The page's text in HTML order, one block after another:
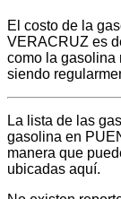
El costo de la
VERACRUZ es
como la gasolina
siendo
La lista de las
gasolina en
manera que
ubicadas aquí.